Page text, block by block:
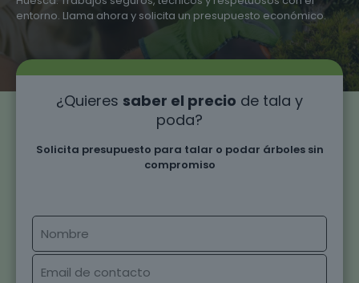
entorno. Llama ahora y solicita un presupuesto económico.
¿Quieres saber el precio de tala y
poda?
Solicita presupuesto para talar o podar árboles sin
compromiso